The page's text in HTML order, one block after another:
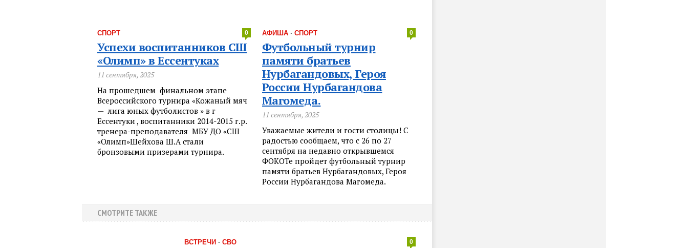
СПОРТ 0
Успехи воспитанников СШ
«Олимп» в Ессентуках
11 сентября, 2025
На прошедшем финальном этапе
Всероссийского турнира «Кожаный мяч
— лига юных футболистов » в г
Ессентуки , воспитанники 2014-2015 г.р.
тренера-преподавателя МБУ ДО «СШ
«Олимп»Шейхова Ш.А стали
бронзовыми призерами турнира.
АФИША· СПОРТ 0
Футбольный турнир
памяти братьев
Нурбагандовых, Героя
России Нурбагандова
Магомеда.
11 сентября, 2025
Уважаемые жители и гости столицы! С
радостью сообщаем, что с 26 по 27
сентября на недавно открывшемся
ФОКОТе пройдет футбольный турнир
памяти братьев Нурбагандовых, Героя
России Нурбагандова Магомеда.
СМОТРИТЕ ТАКЖЕ
ВСТРЕЧИ · СВО 0